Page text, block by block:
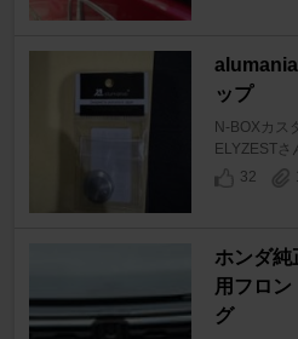
ップ
N-BOXカス
ELYZESTさ
32
ホンダ純
用フロン
グ